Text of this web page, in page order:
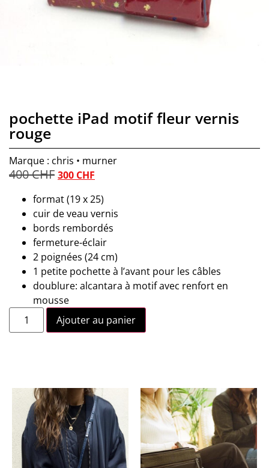
pochette iPad motif fleur vernis
rouge
Marque : chris • murner
400CHF 300 CHF
format (19 x 25)
cuir de veau vernis
bords rembordés
fermeture-éclair
2 poignées (24 cm)
1 petite pochette à l’avant pour les câbles
doublure: alcantara à motif avec renfort en
mousse
Ajouter au panier